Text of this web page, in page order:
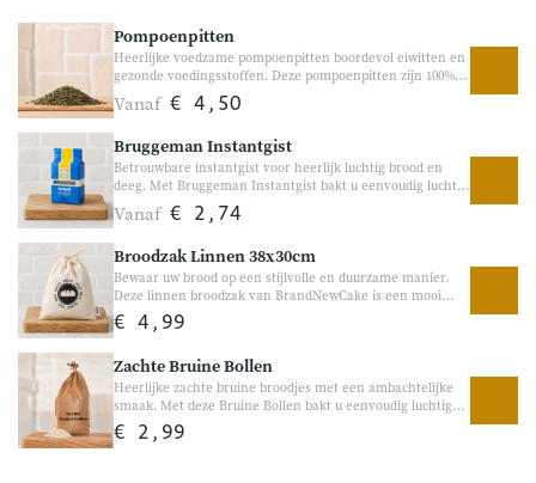
Pompoenpitten
Heerlijke voedzame pompoenpitten boordevol eiwitten en
gezonde voedingsstoffen. Deze pompoenpitten zijn 100%
natuurlijk en heerlijk als toevoeging aan yoghurt, salades,
brood of bakrecepten. Dankzij hun volle, nootachtige
zowel ontbijt als koken en bakken.
Vanaf € 4,50
Bruggeman Instantgist
Betrouwbare instantgist voor heerlijk luchtig brood en
deeg. Met Bruggeman Instantgist bakt u eenvoudig luchtig
brood, pizza’s en andere deegrecepten. Deze fijne
korrelgist zorgt voor een goede rijzing en helpt bij het
voor zowel de broodbakmachine als handmatig bakken.
Vanaf € 2,74
Broodzak Linnen 38x30cm
Bewaar uw brood op een stijlvolle en duurzame manier.
Deze linnen broodzak van BrandNewCake is een mooi
alternatief voor plastic broodzakken. De broodzak helpt
brood op een natuurlijke manier te bewaren en geeft
voor zelfgebakken brood of vers brood van de bakker.
€ 4,99
Zachte Bruine Bollen
Heerlijke zachte bruine broodjes met een ambachtelijke
smaak. Met deze Bruine Bollen bakt u eenvoudig luchtige
bruine broodjes met een zachte korst en heerlijke smaak.
Perfect voor het ontbijt, de lunch of als vers broodje bij de
€ 2,99